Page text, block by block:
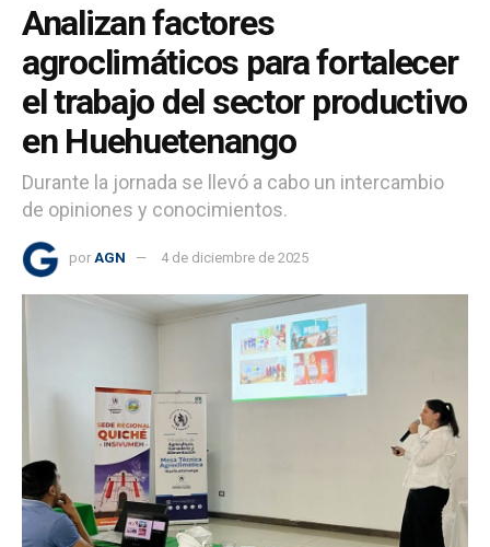
Analizan factores
agroclimáticos para fortalecer
el trabajo del sector productivo
en Huehuetenango
Durante la jornada se llevó a cabo un intercambio
de opiniones y conocimientos.
por AGN 4 de diciembre de 2025